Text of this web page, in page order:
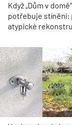
Když „Dům v domě“
potřebuje stínění:
atypické